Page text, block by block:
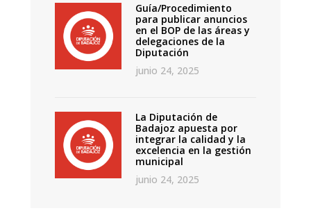
Guía/Procedimiento
para publicar anuncios
en el BOP de las áreas y
delegaciones de la
Diputación
junio 24, 2025
La Diputación de
Badajoz apuesta por
integrar la calidad y la
excelencia en la gestión
municipal
junio 24, 2025